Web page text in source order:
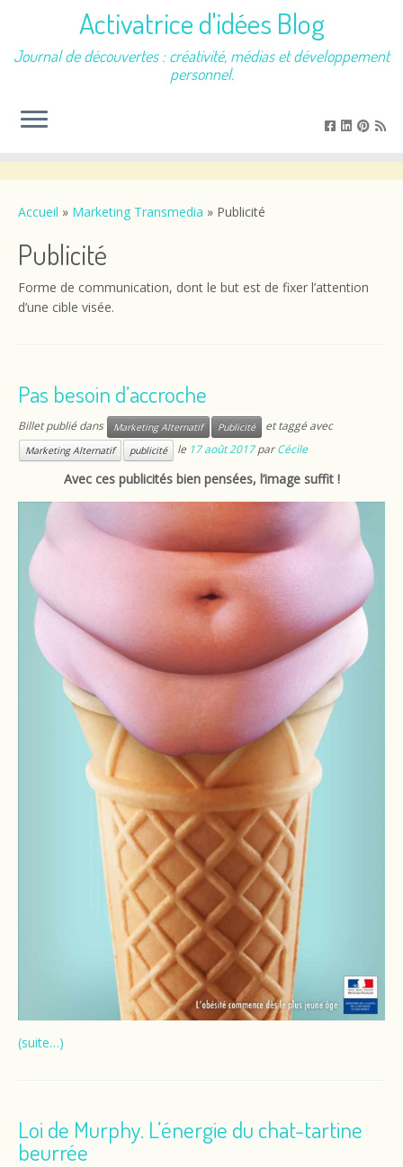
contenu
Activatrice d'idées Blog
Journal de découvertes : créativité, médias et développement
personnel.
Accueil » Marketing Transmedia » Publicité
Publicité
Forme de communication, dont le but est de fixer l’attention
d’une cible visée.
Pas besoin d’accroche
Billet publié dans Marketing Alternatif Publicité et taggé avec
Marketing Alternatif publicité le 17 août 2017 parCécile
Avec ces publicités bien pensées, l’image suffit !
(suite…)
Loi de Murphy. L’énergie du chat-tartine
beurrée